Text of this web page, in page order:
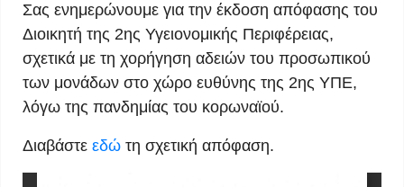
Σας ενημερώνουμε για την έκδοση απόφασης του
Διοικητή της 2ης Υγειονομικής Περιφέρειας,
σχετικά με τη χορήγηση αδειών του προσωπικού
των μονάδων στο χώρο ευθύνης της 2ης ΥΠΕ,
λόγω της πανδημίας του κορωναϊού.
Διαβάστε εδώ τη σχετική απόφαση.